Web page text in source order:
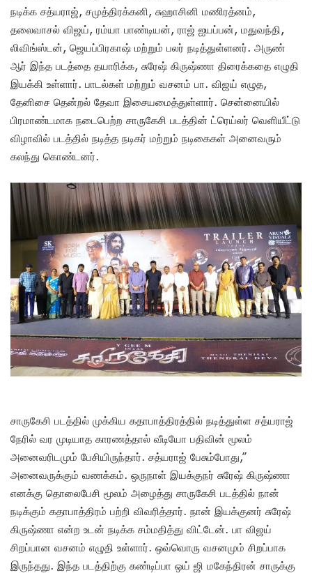
நடிக்க சத்யராஜ், சமுத்திரக்கனி, சுஹாசினி மணிரத்னம்,
தலைவாசல் விஜய், ரம்யா பாண்டியன், ராஜ் ஐயப்பன், மதுவந்தி,
லிவிங்ஸ்டன், ஜெயப்பிரகாஷ் மற்றும் பலர் நடித்துள்ளனர். அருண்
ஆர் இந்த படத்தை தயாரிக்க, சுரேஷ் கிருஷ்ணா திரைக்கதை எழுதி
இயக்கி உள்ளார். பாடல்கள் மற்றும் வசனம் பா. விஜய் எழுத,
தேனிசை தென்றல் தேவா இசையமைத்துள்ளார். சென்னையில்
பிரமாண்டமாக நடைபெற்ற சாருகேசி படத்தின் ட்ரெய்லர் வெளியீட்டு
விழாவில் படத்தில் நடித்த நடிகர் மற்றும் நடிகைகள் அனைவரும்
கலந்து கொண்டனர்.
சாருகேசி படத்தில் முக்கிய கதாபாத்திரத்தில் நடித்துள்ள சத்யராஜ்
நேரில் வர முடியாத காரணத்தால் வீடியோ பதிவின் மூலம்
அனைவரிடமும் பேசியிருந்தார். சத்யராஜ் பேசும்போது,”
அனைவருக்கும் வணக்கம். ஒருநாள் இயக்குநர் சுரேஷ் கிருஷ்ணா
எனக்கு தொலைபேசி மூலம் அழைத்து சாருகேசி படத்தில் நான்
நடிக்கும் கதாபாத்திரம் பற்றி விவரித்தார். நான் இயக்குனர் சுரேஷ்
கிருஷ்ணா என்ற உடன் நடிக்க சம்மதித்து விட்டேன். பா விஜய்
சிறப்பான வசனம் எழுதி உள்ளார். ஒவ்வொரு வசனமும் சிறப்பாக
இருந்தது. இந்த படத்திற்கு கண்டிப்பா ஒய் ஜி மகேந்திரன் சாருக்கு